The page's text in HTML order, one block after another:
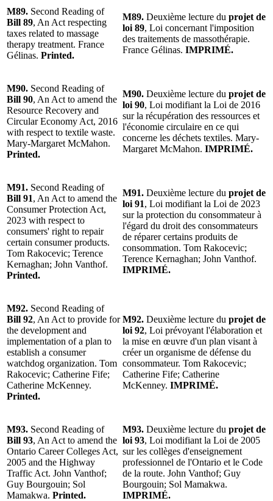
M89. Second Reading of
Bill 89, An Act respecting
taxes related to massage
therapy treatment. France
Gélinas. Printed.
M89. Deuxième lecture du projet de
loi 89, Loi concernant l'imposition
des traitements de massothérapie.
France Gélinas. IMPRIMÉ.
M90. Second Reading of
Bill 90, An Act to amend the
Resource Recovery and
Circular Economy Act, 2016
with respect to textile waste.
Mary-Margaret McMahon.
Printed.
M90. Deuxième lecture du projet de
loi 90, Loi modifiant la Loi de 2016
sur la récupération des ressources et
l'économie circulaire en ce qui
concerne les déchets textiles. Mary-
Margaret McMahon. IMPRIMÉ.
M91. Second Reading of
Bill 91, An Act to amend the
Consumer Protection Act,
2023 with respect to
consumers' right to repair
certain consumer products.
Tom Rakocevic; Terence
Kernaghan; John Vanthof.
Printed.
M91. Deuxième lecture du projet de
loi 91, Loi modifiant la Loi de 2023
sur la protection du consommateur à
l'égard du droit des consommateurs
de réparer certains produits de
consommation. Tom Rakocevic;
Terence Kernaghan; John Vanthof.
IMPRIMÉ.
M92. Second Reading of
Bill 92, An Act to provide for
the development and
implementation of a plan to
establish a consumer
watchdog organization. Tom
Rakocevic; Catherine Fife;
Catherine McKenney.
Printed.
M92. Deuxième lecture du projet de
loi 92, Loi prévoyant l'élaboration et
la mise en œuvre d'un plan visant à
créer un organisme de défense du
consommateur. Tom Rakocevic;
Catherine Fife; Catherine
McKenney. IMPRIMÉ.
M93. Second Reading of
Bill 93, An Act to amend the
Ontario Career Colleges Act,
2005 and the Highway
Traffic Act. John Vanthof;
Guy Bourgouin; Sol
Mamakwa. Printed.
M93. Deuxième lecture du projet de
loi 93, Loi modifiant la Loi de 2005
sur les collèges d'enseignement
professionnel de l'Ontario et le Code
de la route. John Vanthof; Guy
Bourgouin; Sol Mamakwa.
IMPRIMÉ.